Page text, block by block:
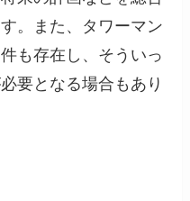
。また、タワーマン
も存在し、そういっ
要となる場合もあり